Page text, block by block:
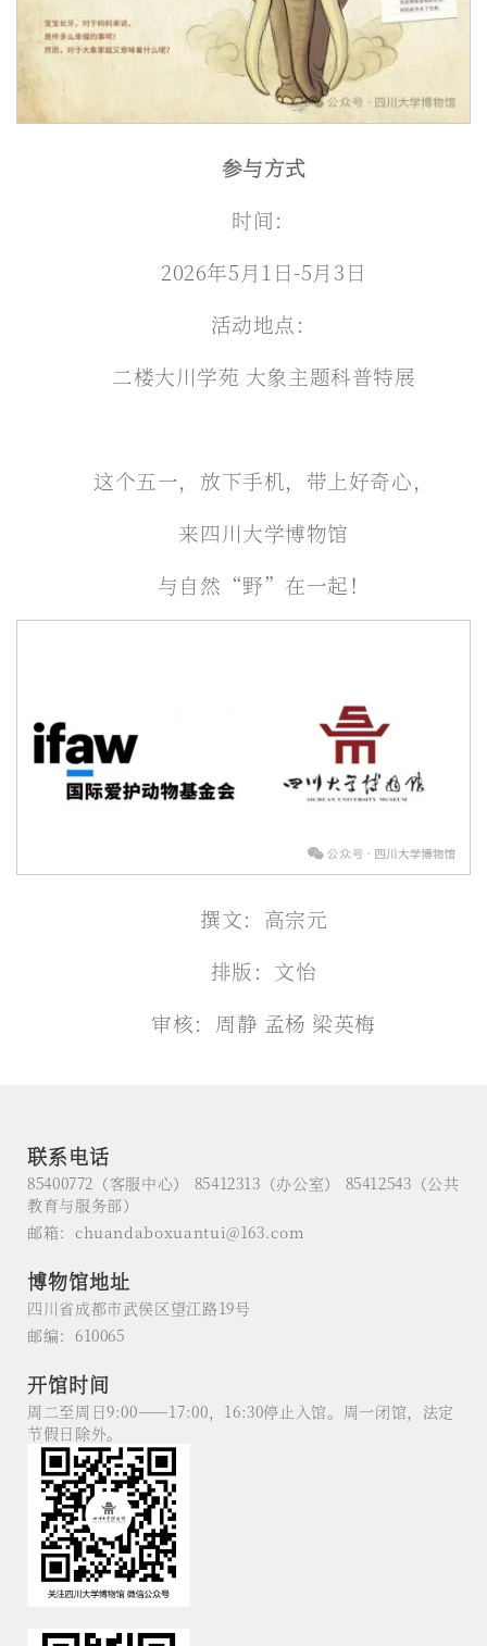
参与方式
时间：
2026年5月1日-5月3日
活动地点：
二楼大川学苑 大象主题科普特展
这个五一，放下手机，带上好奇心，
来四川大学博物馆
与自然“野”在一起！
撰文：高宗元
排版：文怡
审核：周静 孟杨 梁英梅
联系电话
85400772（客服中心） 85412313（办公室） 85412543（公共
教育与服务部）
邮箱：chuandaboxuantui@163.com
博物馆地址
四川省成都市武侯区望江路19号
邮编：610065
开馆时间
周二至周日9:00——17:00，16:30停止入馆。周一闭馆，法定
节假日除外。